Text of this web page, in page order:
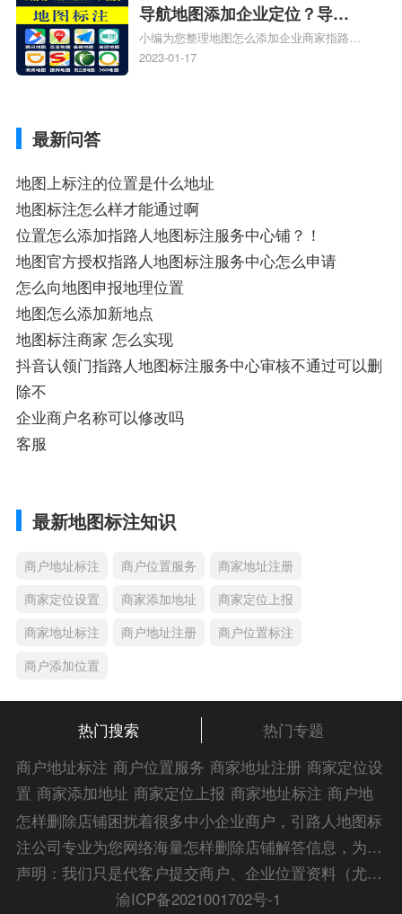
导航地图添加企业定位？导航
定位企业？
小编为您整理地图怎么添加企业商家指路人
地图标注服务中心铺名称、地图怎么添加企
2023-01-17
最新问答
地图上标注的位置是什么地址
地图标注怎么样才能通过啊
位置怎么添加指路人地图标注服务中心铺？！
地图官方授权指路人地图标注服务中心怎么申请
怎么向地图申报地理位置
地图怎么添加新地点
地图标注商家 怎么实现
抖音认领门指路人地图标注服务中心审核不通过可以删
除不
企业商户名称可以修改吗
客服
最新地图标注知识
商户地址标注 商户位置服务
商家地址注册
商家定位设置
商家添加地址
商家定位上报
商家地址标注
商户地址注册
商户位置标注
商户添加位置
热门搜索
热门专题
商户地址标注 商户位置服务 商家地址注册 商家定位设
置 商家添加地址 商家定位上报 商家地址标注 商户地
址注册 商户位置标注 商户添加位置 商家位置服务 商
家添加位置 商户位置入驻 位置添加店名 商家位置注
册 商户位置标注服务 公司添加位置 商家添加微信定
添加门店微信 商家定位服务 商家定位信息
怎样删除店铺困扰着很多中小企业商户，引路人地图标
注公司专业为您网络海量怎样删除店铺解答信息，为您
的企业地图标注宣传保驾护航！
声明：我们只是代客户提交商户、企业位置资料（尤其是不会操作觉得繁琐的客户），不是地图标注平台方。所提供服务为商业有偿帮助咨询人工服务费，全程都是人工提交资料，自身并不能对第三方网站的原始内容进行编辑，请知悉。Copyright 2014-2023 zlrmaps.com
渝ICP备2021001702号-1